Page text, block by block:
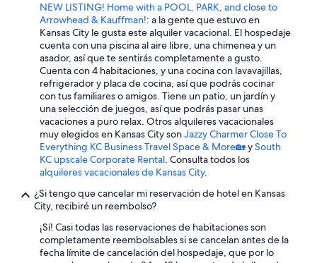
NEW LISTING! Home with a POOL, PARK, and close to
Arrowhead & Kauffman!: a la gente que estuvo en
Kansas City le gusta este alquiler vacacional. El hospedaje
cuenta con una piscina al aire libre, una chimenea y un
asador, así que te sentirás completamente a gusto.
Cuenta con 4 habitaciones, y una cocina con lavavajillas,
refrigerador y placa de cocina, así que podrás cocinar
con tus familiares o amigos. Tiene un patio, un jardín y
una selección de juegos, así que podrás pasar unas
vacaciones a puro relax. Otros alquileres vacacionales
muy elegidos en Kansas City sonJazzy Charmer Close To
Everything KC Business Travel Space & More🏡ySouth
KC upscale Corporate Rental. Consulta todos los
alquileres vacacionales de Kansas City.
¿Si tengo que cancelar mi reservación de hotel en Kansas
City, recibiré un reembolso?
¡Sí! Casi todas las reservaciones de habitaciones son
completamente reembolsables si se cancelan antes de la
fecha límite de cancelación del hospedaje, que por lo